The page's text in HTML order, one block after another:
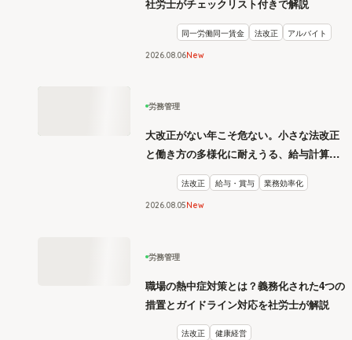
社労士がチェックリスト付きで解説
同一労働同一賃金 法改正 アルバイト
2026.08 06New
労務管理
大改正がない年こそ危ない。小さな法改正
と働き方の多様化に耐えうる、給与計算と
リスク管理
法改正 給与・賞与 業務効率化
2026.08 05New
労務管理
職場の熱中症対策とは？義務化された4つの
措置とガイドライン対応を社労士が解説
法改正 健康経営